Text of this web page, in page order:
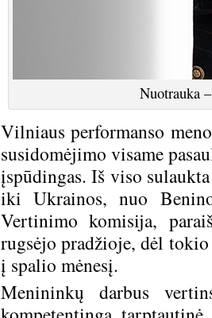
Nuotrauka
Vilniaus performanso
susidomėjimo visame
įspūdingas. Iš viso
iki Ukrainos, nuo
Vertinimo komisija,
rugsėjo pradžioje, dėl tokio
į spalio mėnesį.
Menininkų darbus